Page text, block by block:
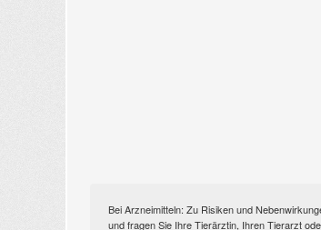
Bei Arzneimitteln: Zu Risiken und
und fragen Sie Ihre Tierärztin, Ihren Tierarzt